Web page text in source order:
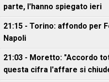
parte, l'hanno spiegato ieri
21:15 - Torino: affondo per
Napoli
21:03 - Moretto: "Accordo
questa cifra l'affare si